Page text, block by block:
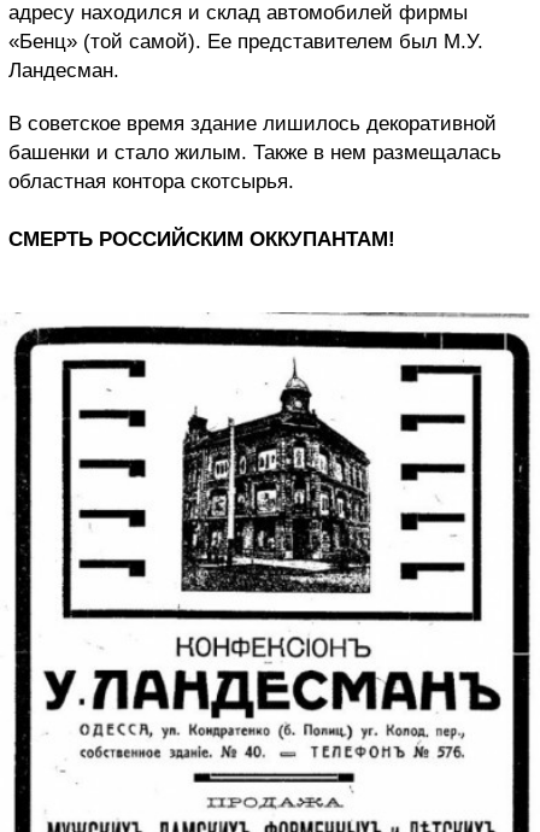
адресу находился и склад автомобилей фирмы
«Бенц» (той самой). Ее представителем был М.У.
Ландесман.
В советское время здание лишилось декоративной
башенки и стало жилым. Также в нем размещалась
областная контора скотсырья.
СМЕРТЬ РОССИЙСКИМ ОККУПАНТАМ!